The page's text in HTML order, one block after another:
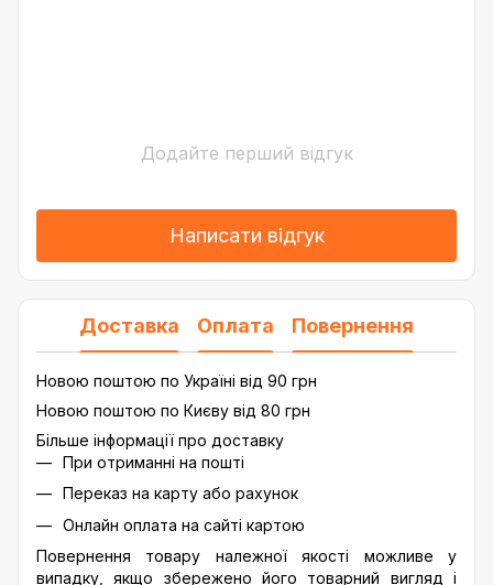
Додайте перший відгук
Написати відгук
Доставка Оплата Повернення
Новою поштою по Україні від 90 грн
Новою поштою по Києву від 80 грн
Більше інформації про доставку
При отриманні на пошті
Переказ на карту або рахунок
Онлайн оплата на сайті картою
Повернення товару належної якості можливе у
випадку, якщо збережено його товарний вигляд і